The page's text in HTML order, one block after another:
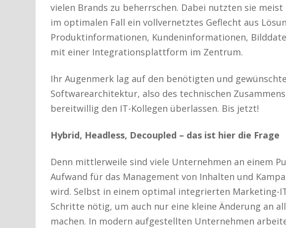
vielen Brands zu beherrschen. Dabei nutzten sie
im optimalen Fall ein vollvernetztes Geflecht aus
Produktinformationen, Kundeninformationen,
mit einer Integrationsplattform im Zentrum.
Ihr Augenmerk lag auf den benötigten und
Softwarearchitektur, also des technischen
bereitwillig den IT-Kollegen überlassen. Bis jetzt!
Hybrid, Headless, Decoupled – das ist hier die Frage
Denn mittlerweile sind viele Unternehmen an einem
Aufwand für das Management von Inhalten und
wird. Selbst in einem optimal integrierten Marketing-
Schritte nötig, um auch nur eine kleine Änderung an
machen. In modern aufgestellten Unternehmen